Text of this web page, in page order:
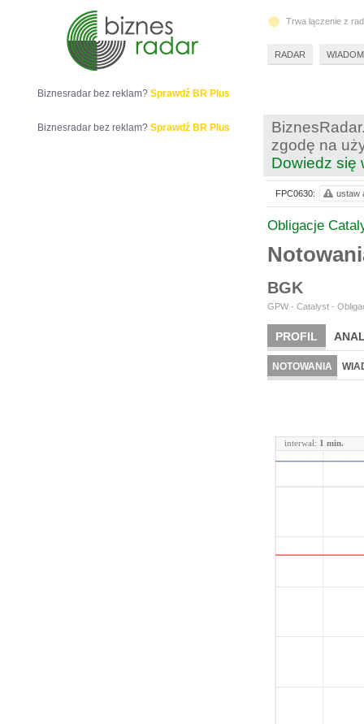
zgodę na
Dowiedz się
Obligacje
BGK
GPW - Catalyst -
PROFIL
NOTOWANIA
interwał: 1 min.
FPC0630: ustaw
Biznesradar bez reklam? Sprawdź BR Plus
Biznesradar bez reklam? Sprawdź BR Plus
Trwa łączenie z
RADAR